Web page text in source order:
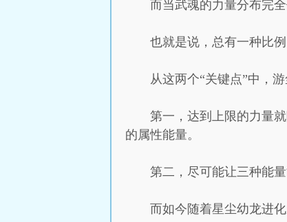
而当武魂的力量分布完
也就是说，总有一种比
从这两个“关键点”中，
第一，达到上限的力量
的属性能量。
第二，尽可能让三种能
而如今随着星尘幼龙进